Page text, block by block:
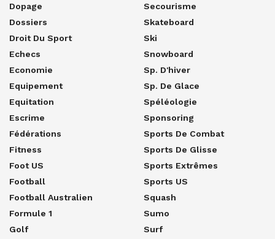
Dopage
Dossiers
Droit Du Sport
Echecs
Economie
Equipement
Equitation
Escrime
Fédérations
Fitness
Foot US
Football
Football Australien
Formule 1
Golf
Secourisme
Skateboard
Ski
Snowboard
Sp. D'hiver
Sp. De Glace
Spéléologie
Sponsoring
Sports De Combat
Sports De Glisse
Sports Extrêmes
Sports US
Squash
Sumo
Surf